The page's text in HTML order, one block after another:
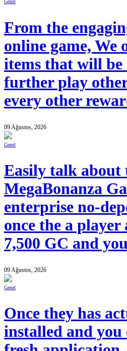
Genel
From the
online game, We
items that will be
further play
every other
09 Ağustos, 2026
Genel
Easily talk about
MegaBonanza
enterprise no-
once the a
7,500 GC and
09 Ağustos, 2026
Genel
Once they has
installed and you